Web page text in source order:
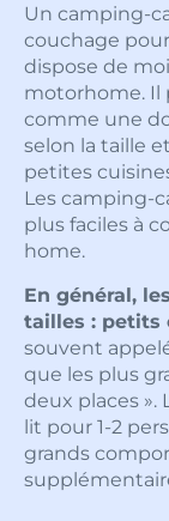
Un camping-
couchage
dispose de
motorhome. Il
comme une
selon la taille
petites
Les camping-
plus faciles à
home.
En général,
tailles : petits
souvent
que les plus
deux places
lit pour 1-2
grands